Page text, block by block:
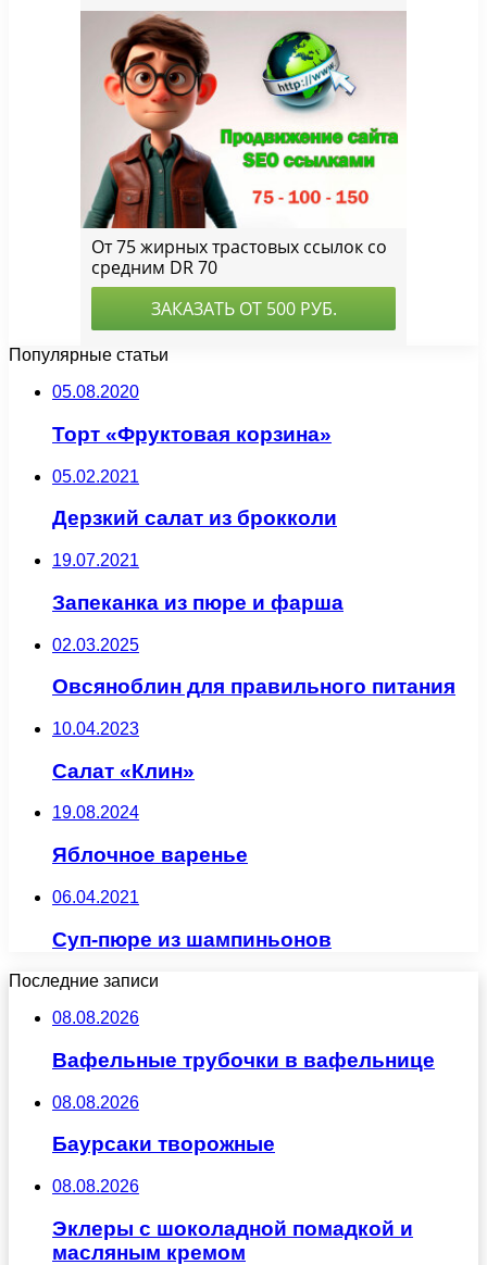
Популярные статьи
05.08.2020
Торт «Фруктовая корзина»
05.02.2021
Дерзкий салат из брокколи
19.07.2021
Запеканка из пюре и фарша
02.03.2025
Овсяноблин для правильного питания
10.04.2023
Салат «Клин»
19.08.2024
Яблочное варенье
06.04.2021
Суп-пюре из шампиньонов
Последние записи
08.08.2026
Вафельные трубочки в вафельнице
08.08.2026
Баурсаки творожные
08.08.2026
Эклеры с шоколадной помадкой и
масляным кремом